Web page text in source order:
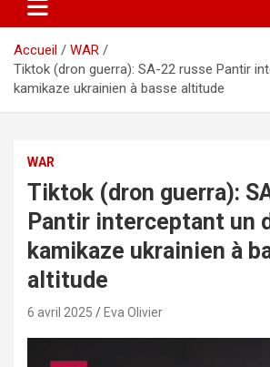
Accueil
WAR
Tiktok (dron guerra): SA-22 russe Pantir
kamikaze ukrainien à basse altitude
WAR
Tiktok (dron guerra):
Pantir interceptant un
kamikaze ukrainien à
altitude
6 avril 2025 Eva Olivier